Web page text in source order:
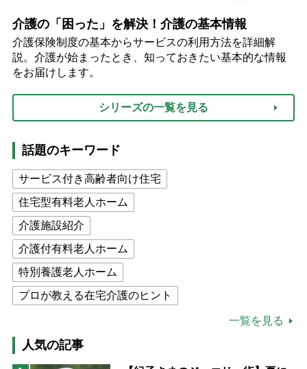
介護の「困った」を解決！介護の基本情報
介護保険制度の基本からサービスの利用方法を詳細解
説。介護が始まったとき、知っておきたい基本的な情報
をお届けします。
シリーズの一覧を見る
話題のキーワード
サービス付き高齢者向け住宅
住宅型有料老人ホーム
介護施設紹介
介護付有料老人ホーム
特別養護老人ホーム
プロが教える在宅介護のヒント
高木ブー
ケアマネジャー
猫が母になつきません
一覧を見る
人気の記事